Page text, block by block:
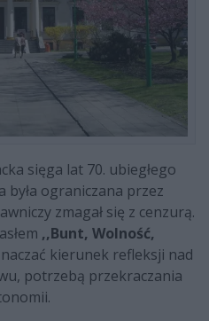
sięga lat 70. ubiegłego
była ograniczana przez
zmagał się z cenzurą.
,,Bunt, Wolność,
kierunek refleksji nad
potrzebą przekraczania